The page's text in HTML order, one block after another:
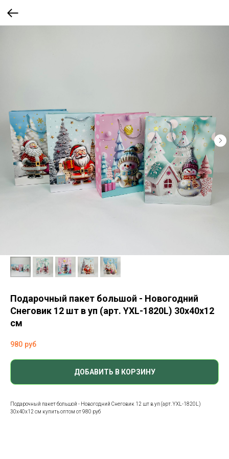
Подарочный пакет большой - Новогодний
Снеговик 12 шт в уп (арт. YXL-1820L) 30x40x12
см
980 руб
ДОБАВИТЬ В КОРЗИНУ
Подарочный пакет большой - Новогодний Снеговик 12 шт в уп (арт. YXL-1820L)
30x40x12 см купить оптом от 980 руб